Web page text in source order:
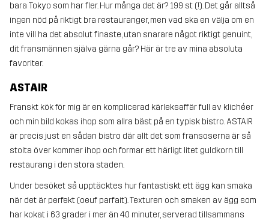
bara Tokyo som har fler. Hur många det är? 199 st (!). Det går alltså
ingen nöd på riktigt bra restauranger, men vad ska en välja om en
inte vill ha det absolut finaste, utan snarare något riktigt genuint,
dit fransmännen själva gärna går? Här är tre av mina absoluta
favoriter.
ASTAIR
Franskt kök för mig är en komplicerad kärleksaffär full av klichéer
och min bild kokas ihop som allra bäst på en typisk bistro. ASTAIR
är precis just en sådan bistro där allt det som fransoserna är så
stolta över kommer ihop och formar ett härligt litet guldkorn till
restaurang i den stora staden.
Under besöket så upptäcktes hur fantastiskt ett ägg kan smaka
när det är perfekt (oeuf parfait). Texturen och smaken av ägg som
har kokat i 63 grader i mer än 40 minuter, serverad tillsammans